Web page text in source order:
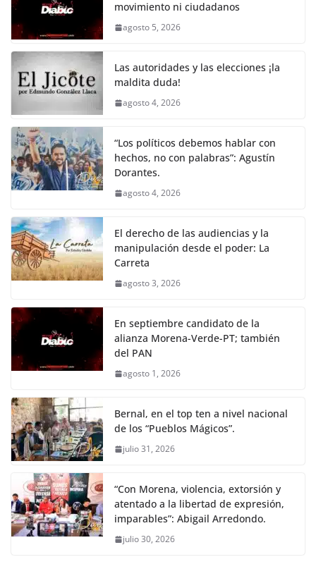
b
o
o
k
A
p
Li
k
a
movimiento ni ciudadanos
agosto 5, 2026
Las autoridades y las elecciones ¡la
maldita duda!
agosto 4, 2026
“Los políticos debemos hablar con
hechos, no con palabras”: Agustín
Dorantes.
agosto 4, 2026
El derecho de las audiencias y la
manipulación desde el poder: La
Carreta
agosto 3, 2026
En septiembre candidato de la
alianza Morena-Verde-PT; también
del PAN
agosto 1, 2026
Bernal, en el top ten a nivel nacional
de los “Pueblos Mágicos”.
julio 31, 2026
“Con Morena, violencia, extorsión y
atentado a la libertad de expresión,
imparables”: Abigail Arredondo.
julio 30, 2026